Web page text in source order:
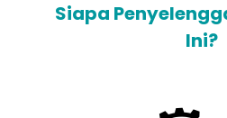
Siapa
Ini?